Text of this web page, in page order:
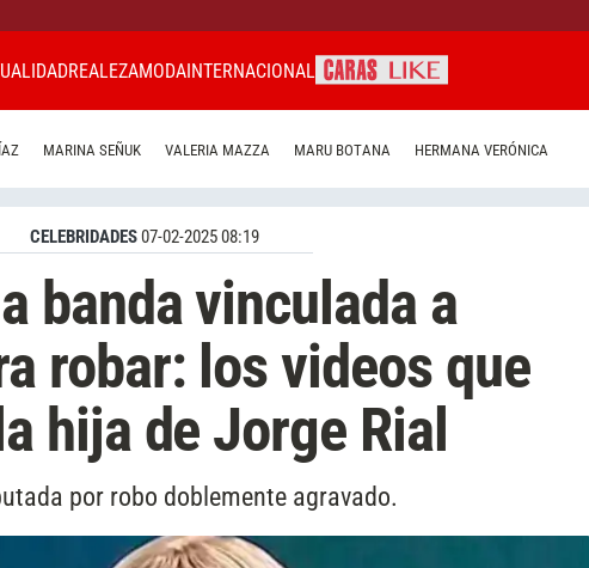
REALEZAMODAINTERNACIONAL
MARINA SEÑUK VALERIA MAZZA MARU BOTANA HERMANA VERÓNICA
CELEBRIDADES07-02-2025 08:19
banda vinculada a
robar: los videos que
hija de Jorge Rial
por robo doblemente agravado.